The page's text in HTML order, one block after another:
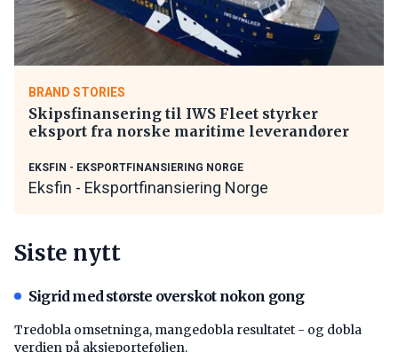
BRAND STORIES
Skipsfinansering til IWS Fleet styrker
eksport fra norske maritime leverandører
EKSFIN - EKSPORTFINANSIERING NORGE
Eksfin - Eksportfinansiering Norge
Siste nytt
Sigrid med største overskot nokon gong
Tredobla omsetninga, mangedobla resultatet - og dobla
verdien på aksjeporteføljen.